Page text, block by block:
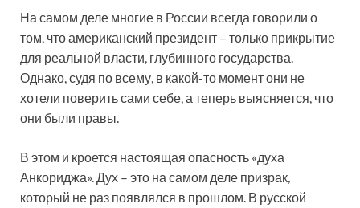
На самом деле многие в России всегда говорили о
том, что американский президент – только прикрытие
для реальной власти, глубинного государства.
Однако, судя по всему, в какой-то момент они не
хотели поверить сами себе, а теперь выясняется, что
они были правы.
В этом и кроется настоящая опасность «духа
Анкориджа». Дух – это на самом деле призрак,
который не раз появлялся в прошлом. В русской